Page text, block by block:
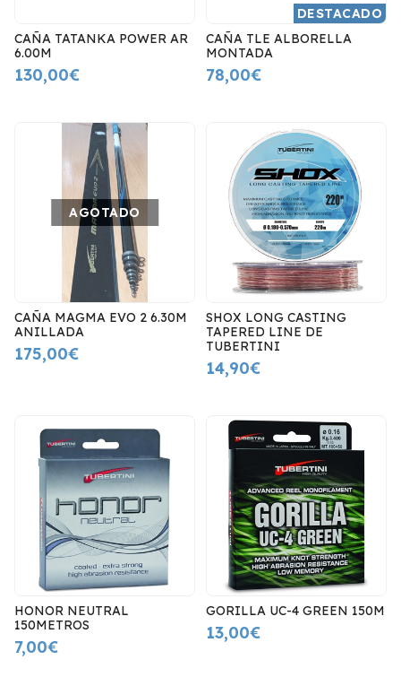
CAÑA TATANKA POWER AR
6.00M
130,00€
DESTACADO
CAÑA TLE ALBORELLA
MONTADA
78,00€
AGOTADO
CAÑA MAGMA EVO 2 6.30M
ANILLADA
175,00€
SHOX LONG CASTING
TAPERED LINE DE
TUBERTINI
14,90€
HONOR NEUTRAL
150METROS
7,00€
GORILLA UC-4 GREEN 150M
13,00€